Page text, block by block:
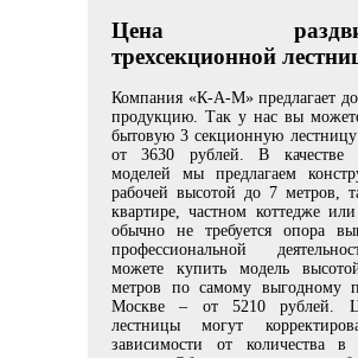
Цена
трехсекционной
Компания «К-А-М» предлагает
продукцию. Так у нас вы
бытовую 3 секционную
от 3630 рублей. В качестве
моделей мы предлагаем
рабочей высотой до 7 метров,
квартире, частном коттедже
обычно не требуется опора
профессиональной
можете купить модель
метров по самому выгодному
Москве – от 5210 рублей.
лестницы могут
зависимости от количества в